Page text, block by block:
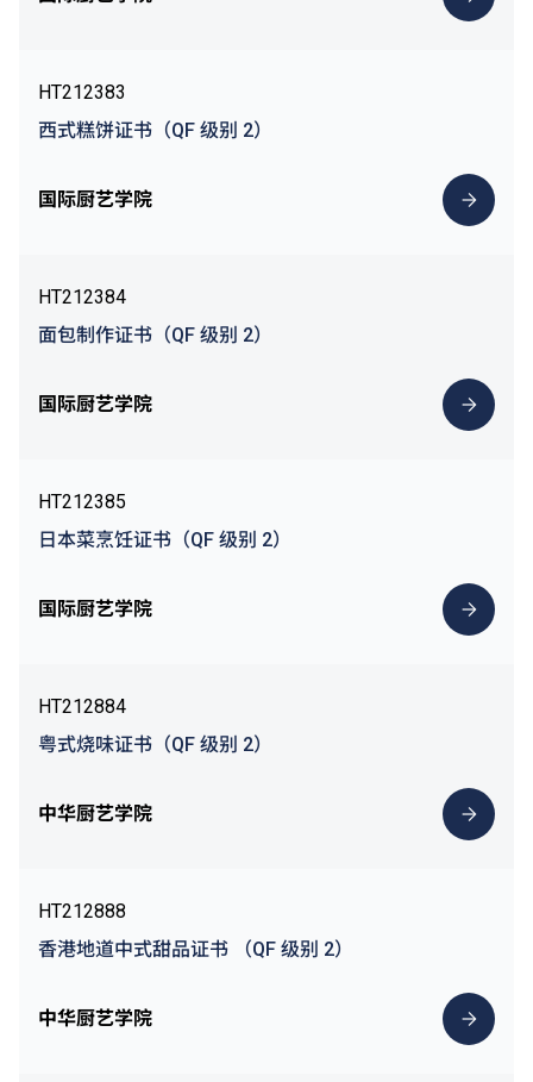
HT212383
西式糕饼证书（QF 级别 2）
国际厨艺学院
HT212384
面包制作证书（QF 级别 2）
国际厨艺学院
HT212385
日本菜烹饪证书（QF 级别 2）
国际厨艺学院
HT212884
粤式烧味证书（QF 级别 2）
中华厨艺学院
HT212888
香港地道中式甜品证书 （QF 级别 2）
中华厨艺学院